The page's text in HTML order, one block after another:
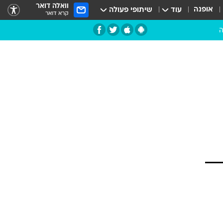
אופנה עוד שיתופי פעולה וואלה דואר
קרא דואר